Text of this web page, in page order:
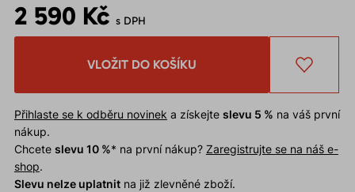
2 590 Kč s DPH
VLOŽIT DO KOŠÍKU
Přihlaste se k odběru novinek a získejte slevu 5 % na váš první
nákup.
Chcete slevu 10 %* na první nákup? Zaregistrujte se na náš e-
shop.
Slevu nelze uplatnitna již zlevněné zboží.